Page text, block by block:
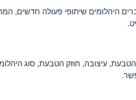
היהלומים שיתופי פעולה חדשים,
עיצובה, חוזק הטבעת, סוג